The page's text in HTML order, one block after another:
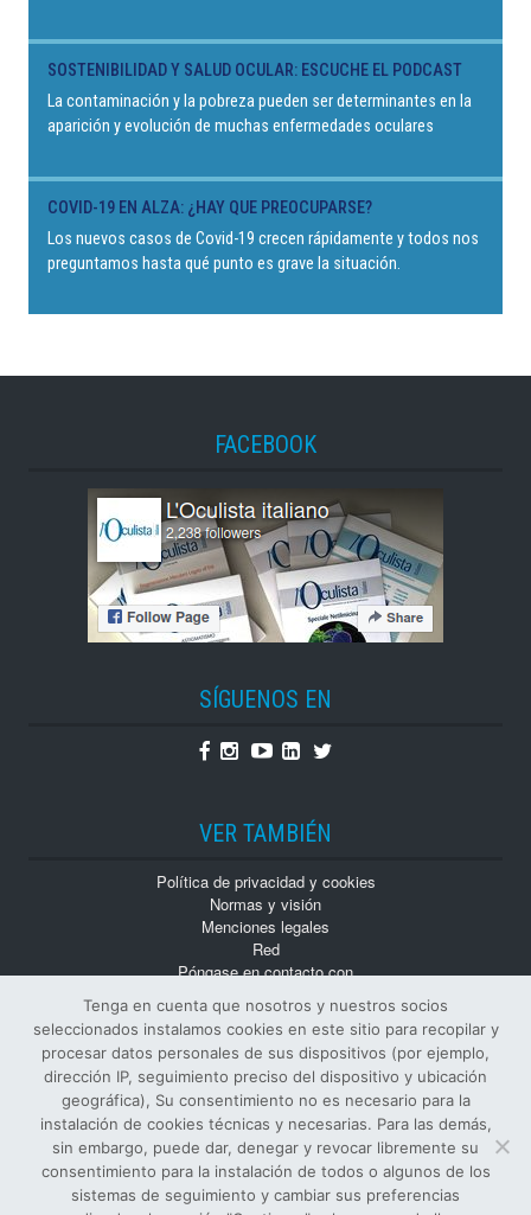
SOSTENIBILIDAD Y SALUD OCULAR: ESCUCHE EL PODCAST
La contaminación y la pobreza pueden ser determinantes en la
aparición y evolución de muchas enfermedades oculares
COVID-19 EN ALZA: ¿HAY QUE PREOCUPARSE?
Los nuevos casos de Covid-19 crecen rápidamente y todos nos
preguntamos hasta qué punto es grave la situación.
FACEBOOK
SÍGUENOS EN
Facebook
Instagram
YoutubeLinkedin
Twitter
VER TAMBIÉN
Política de privacidad y cookies
Normas y visión
Menciones legales
Red
Póngase en contacto con
Monografías
Números atrasados
© Todos los derechos reservados
Tenga en cuenta que nosotros y nuestros socios
seleccionados instalamos cookies en este sitio para recopilar y
procesar datos personales de sus dispositivos (por ejemplo,
dirección IP, seguimiento preciso del dispositivo y ubicación
geográfica), Su consentimiento no es necesario para la
instalación de cookies técnicas y necesarias. Para las demás,
sin embargo, puede dar, denegar y revocar libremente su
consentimiento para la instalación de todos o algunos de los
sistemas de seguimiento y cambiar sus preferencias